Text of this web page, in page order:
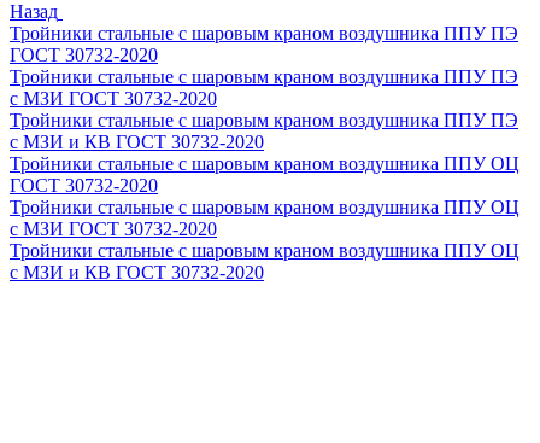
Назад
Тройники стальные с шаровым краном воздушника ППУ ПЭ
ГОСТ 30732-2020
Тройники стальные с шаровым краном воздушника ППУ ПЭ
с МЗИ ГОСТ 30732-2020
Тройники стальные с шаровым краном воздушника ППУ ПЭ
с МЗИ и КВ ГОСТ 30732-2020
Тройники стальные с шаровым краном воздушника ППУ ОЦ
ГОСТ 30732-2020
Тройники стальные с шаровым краном воздушника ППУ ОЦ
с МЗИ ГОСТ 30732-2020
Тройники стальные с шаровым краном воздушника ППУ ОЦ
с МЗИ и КВ ГОСТ 30732-2020